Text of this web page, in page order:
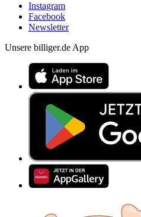
Instagram
Facebook
Newsletter
Unsere billiger.de App